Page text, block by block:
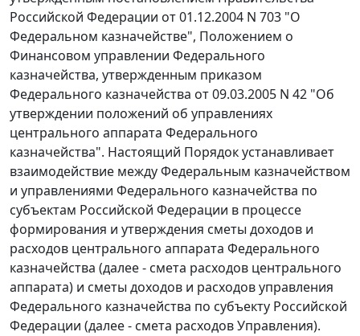
Российской Федерации от 01.12.2004 N 703 "О
Федеральном казначействе", Положением о
Финансовом управлении Федерального
казначейства, утвержденным приказом
Федерального казначейства от 09.03.2005 N 42 "Об
утверждении положений об управлениях
центрального аппарата Федерального
казначейства". Настоящий Порядок устанавливает
взаимодействие между Федеральным казначейством
и управлениями Федерального казначейства по
субъектам Российской Федерации в процессе
формирования и утверждения сметы доходов и
расходов центрального аппарата Федерального
казначейства (далее - смета расходов центрального
аппарата) и сметы доходов и расходов управления
Федерального казначейства по субъекту Российской
Федерации (далее - смета расходов Управления).